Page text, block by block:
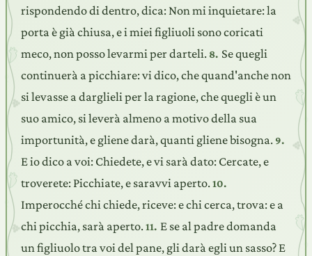
rispondendo di dentro, dica: Non mi inquietare: la
porta è già chiusa, e i miei figliuoli sono coricati
meco, non posso levarmi per darteli. 8. Se quegli
continuerà a picchiare: vi dico, che quand'anche non
si levasse a darglieli per la ragione, che quegli è un
suo amico, si leverà almeno a motivo della sua
importunità, e gliene darà, quanti gliene bisogna. 9.
E io dico a voi: Chiedete, e vi sarà dato: Cercate, e
troverete: Picchiate, e saravvi aperto.10.
Imperocché chi chiede, riceve: e chi cerca, trova: e a
chi picchia, sarà aperto.11. E se al padre domanda
un figliuolo tra voi del pane, gli darà egli un sasso? E